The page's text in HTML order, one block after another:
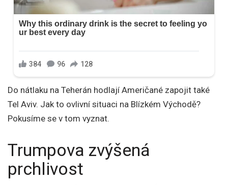
Do nátlaku na Teherán hodlají Američané zapojit také
Tel Aviv. Jak to ovlivní situaci na Blízkém Východě?
Pokusíme se v tom vyznat.
Trumpova zvýšená
prchlivost